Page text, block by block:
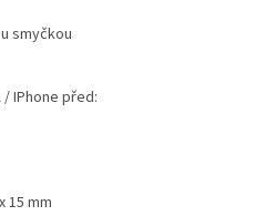
smyčkou
/ IPhone před:
15 mm